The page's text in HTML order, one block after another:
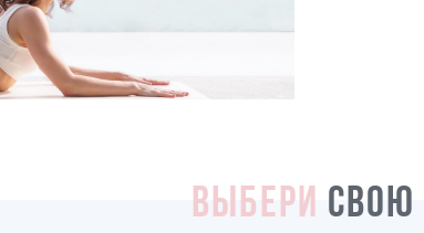
ВЫБЕРИ СВОЮ